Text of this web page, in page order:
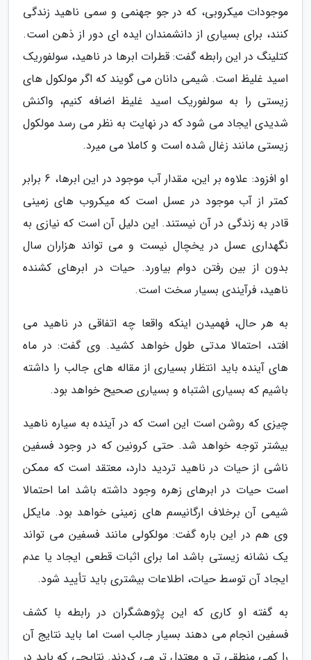
موجودات میکروبی، که در جو جهنمی و سمی ناهید زندگی
کنند، برای بسیاری از دانشمندان ایده ای دور از ذهن است.
کتلینگ در این رابطه گفت: قطرات ابرها در ناهید، سولفوریک
اسید غلیظ است. شیمی دانان می گویند که اگر مولکول های
زیستی را به سولفوریک اسید غلیظ اضافه کنیم، واکنش
شدیدی ایجاد می شود که در نهایت به نظر می رسد مولکول
زیستی مانند زغال شده است و کاملا می میرد.
او افزود: علاوه بر این، مقدار آب موجود در این ابرها، 6 برابر
کمتر از آب موجود در عسل است که میکروب های زمینی
قادر به زندگی در آن نیستند. این دلیل آن است که نیازی به
نگهداری عسل در یخچال نیست و می تواند هزاران سال
بدون از بین رفتن دوام بیاورد. حیات در ابرهای کشنده
ناهید، فرآیندی بسیار سخت است.
به هر حال، فهمیدن اینکه واقعا چه اتفاقی در ناهید می
افتد، احتمالا مدتی طول خواهد کشید. وی گفت: در ماه
های آینده باید انتظار بسیاری از مقاله های جالب را داشته
باشیم که بسیاری اشتباه و بسیاری صحیح خواهد بود.
چیزی که روشن است این است که در آینده به سیاره ناهید
بیشتر توجه خواهد شد. حتی کرونین که در وجود فسفین
ناشی از حیات در ناهید تردید دارد، معتقد است که ممکن
است حیات در ابرهای زهره وجود داشته باشد اما احتمالا
شیمی آن برخلاف ارگانیسم های زمینی خواهد بود. مایکل
وی هم در این باره گفت: مولکولی مانند فسفین می تواند
یک نشانه زیستی باشد اما برای اثبات قطعی ایجاد یا عدم
ایجاد آن توسط حیات، اطلاعات بیشتری باید تأیید شود.
به گفته او کاری که این پژوهشگران در رابطه با کشف
فسفین انجام می دهند بسیار جالب است اما باید نتایج آن